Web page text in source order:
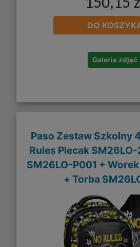
150,15
DO
Galeria zdjęć
Paso Zestaw Szkolny
Rules Plecak
SM26LO-P001 +
+ Torba